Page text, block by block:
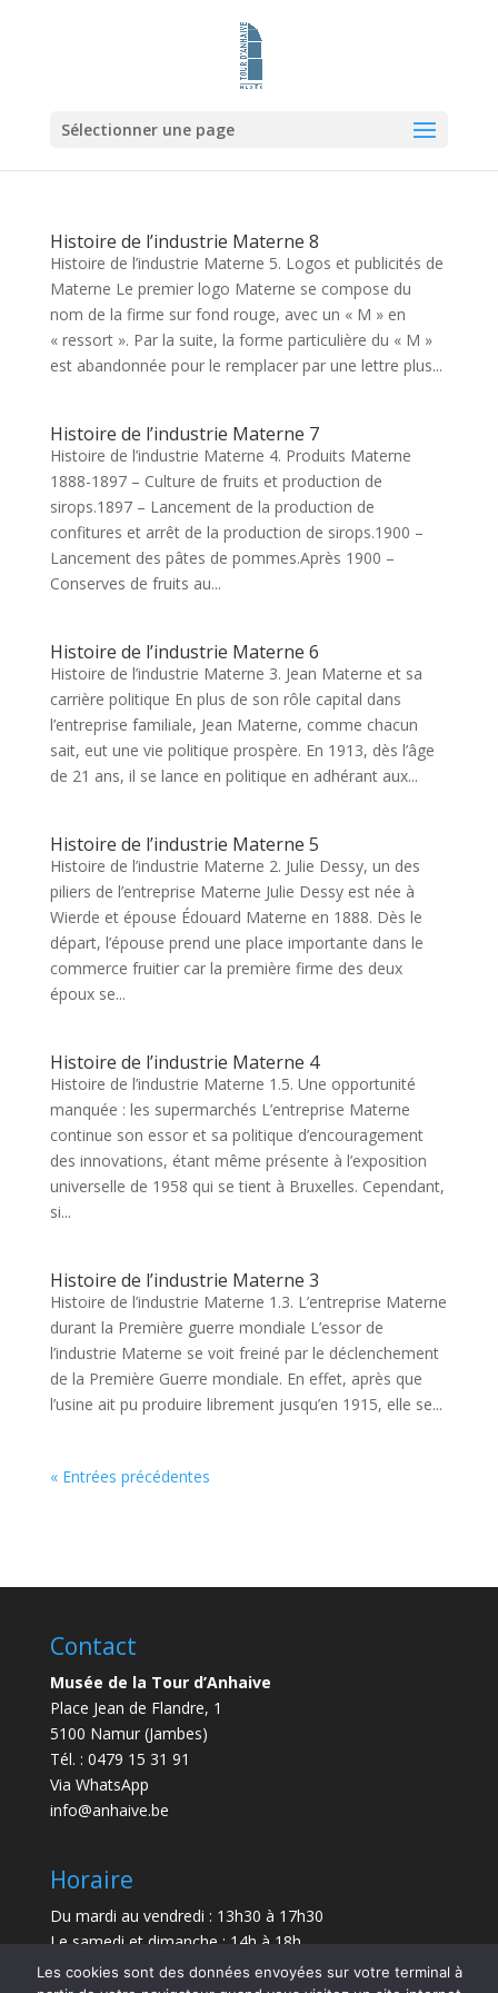
Sélectionner une page
Histoire de l’industrie Materne 8
Histoire de l’industrie Materne 5. Logos et publicités de
Materne Le premier logo Materne se compose du
nom de la firme sur fond rouge, avec un « M » en
« ressort ». Par la suite, la forme particulière du « M »
est abandonnée pour le remplacer par une lettre plus...
Histoire de l’industrie Materne 7
Histoire de l’industrie Materne 4. Produits Materne
1888-1897 – Culture de fruits et production de
sirops.1897 – Lancement de la production de
confitures et arrêt de la production de sirops.1900 –
Lancement des pâtes de pommes.Après 1900 –
Conserves de fruits au...
Histoire de l’industrie Materne 6
Histoire de l’industrie Materne 3. Jean Materne et sa
carrière politique En plus de son rôle capital dans
l’entreprise familiale, Jean Materne, comme chacun
sait, eut une vie politique prospère. En 1913, dès l’âge
de 21 ans, il se lance en politique en adhérant aux...
Histoire de l’industrie Materne 5
Histoire de l’industrie Materne 2. Julie Dessy, un des
piliers de l’entreprise Materne Julie Dessy est née à
Wierde et épouse Édouard Materne en 1888. Dès le
départ, l’épouse prend une place importante dans le
commerce fruitier car la première firme des deux
époux se...
Histoire de l’industrie Materne 4
Histoire de l’industrie Materne 1.5. Une opportunité
manquée : les supermarchés L’entreprise Materne
continue son essor et sa politique d’encouragement
des innovations, étant même présente à l’exposition
universelle de 1958 qui se tient à Bruxelles. Cependant,
si...
Histoire de l’industrie Materne 3
Histoire de l’industrie Materne 1.3. L’entreprise Materne
durant la Première guerre mondiale L’essor de
l’industrie Materne se voit freiné par le déclenchement
de la Première Guerre mondiale. En effet, après que
l’usine ait pu produire librement jusqu’en 1915, elle se...
« Entrées précédentes
Contact
Musée de la Tour d’Anhaive
Place Jean de Flandre, 1
5100 Namur (Jambes)
Tél. : 0479 15 31 91
Via WhatsApp
info@anhaive.be
Horaire
Du mardi au vendredi : 13h30 à 17h30
Le samedi et dimanche : 14h à 18h
Durée de la visite : entre 30 minutes et 1 h
Les cookies sont des données envoyées sur votre terminal à